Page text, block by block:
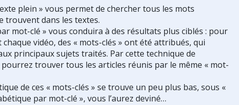
plein » vous permet de chercher tous les mots
trouvent dans les textes.
mot-clé » vous conduira à des résultats plus ciblés : pour
vidéo, des « mots-clés » ont été attribués, qui
principaux sujets traités. Par cette technique de
trouver tous les articles réunis par le même « mot-
de ces « mots-clés » se trouve un peu plus bas, sous «
par mot-clé », vous l’aurez deviné…